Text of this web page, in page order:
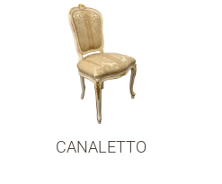
CANALETTO